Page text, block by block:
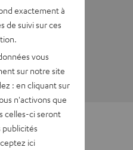
exactement à
de suivi sur ces
vous
sur notre site
: en cliquant sur
n'activons que
celles-ci seront
publicités
ici